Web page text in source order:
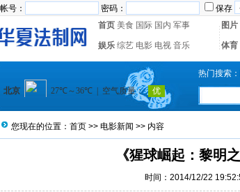
帐号： 密码： 保存
首页 美食 国际 国内 军事 图片
娱乐 综艺 电影 电视 音乐 体育
热门搜索：
您现在的位置： 首页 >> 电影新闻 >> 内容
《猩球崛起：黎明
时间：2014/12/22